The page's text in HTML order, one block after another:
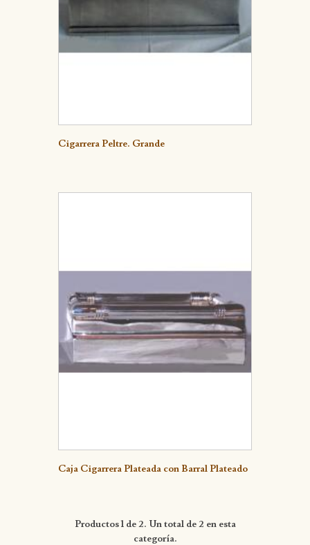
Detalle
Cigarrera Peltre. Grande
Detalle
Caja Cigarrera Plateada con Barral Plateado
Productos 1 de 2. Un total de 2 en esta
categoría.